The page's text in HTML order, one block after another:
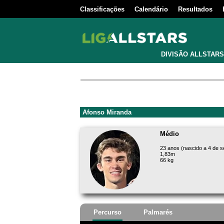
Classificações Calendário Resultados
DIVISÃO ALLSTARS
Afonso Miranda
Médio
23 anos (nascido a 4 de
1,83m
66 kg
Percurso Palmarés